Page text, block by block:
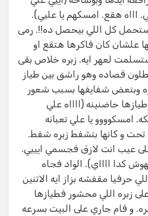
اااه هقع. امسكهم يا عليي).
كل اللي بيحصل ده!!. رمى
علشان كان فاكرها هتقع او
لعهر ايه. زبره خلاص بقى
جوه البنطلون قصاده وهو راشق بين طياز
وبتعض شفايفها بسبب شعور
حاضنينه (ااااه علي
امسكوووو يا علي تعبانه
تحت و كانها بتشفط زبره شفط.
على عيب انت لازق فجسمي ايييي.
كدا ااااي). الواد فجاه
حرفيا مقفشه بزاز ايه الاتنين
زبره اللي محشور فطيازها
و قام جاري على البيت بسرعه